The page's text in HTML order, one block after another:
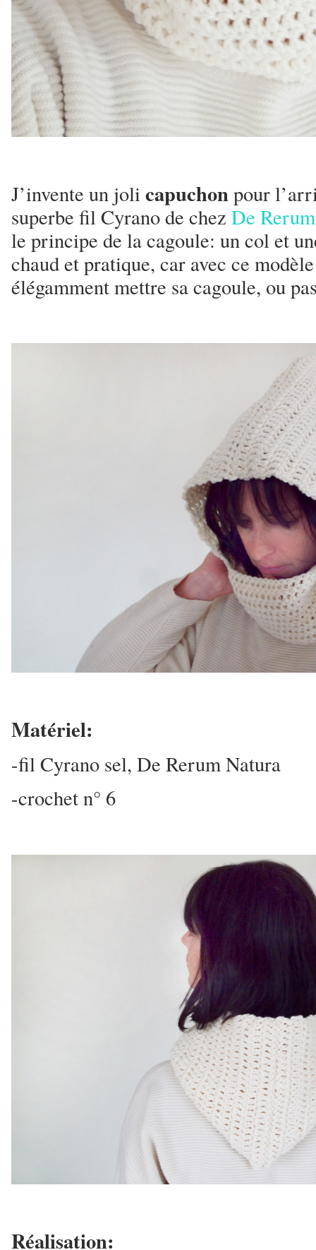
J’invente un joli capuchonpour
superbe fil Cyrano de chez De
le principe de la cagoule: un col et
chaud et pratique, car avec ce
élégamment mettre sa cagoule, ou
Matériel:
-fil Cyrano sel, De Rerum Natura
-crochet n° 6
Réalisation: